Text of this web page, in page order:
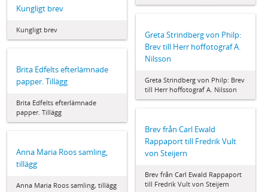
Kungligt brev
Kungligt brev
Greta Strindberg von Philp:
Brev till Herr hoffotograf A.
Nilsson
Greta Strindberg von Philp: Brev
till Herr hoffotograf A. Nilsson
Brita Edfelts efterlämnade
papper. Tillägg
Brita Edfelts efterlämnade
papper. Tillägg
Brev från Carl Ewald
Rappaport till Fredrik Vult
von Steijern
Brev från Carl Ewald Rappaport
till Fredrik Vult von Steijern
Anna Maria Roos samling,
tillägg
Anna Maria Roos samling, tillägg